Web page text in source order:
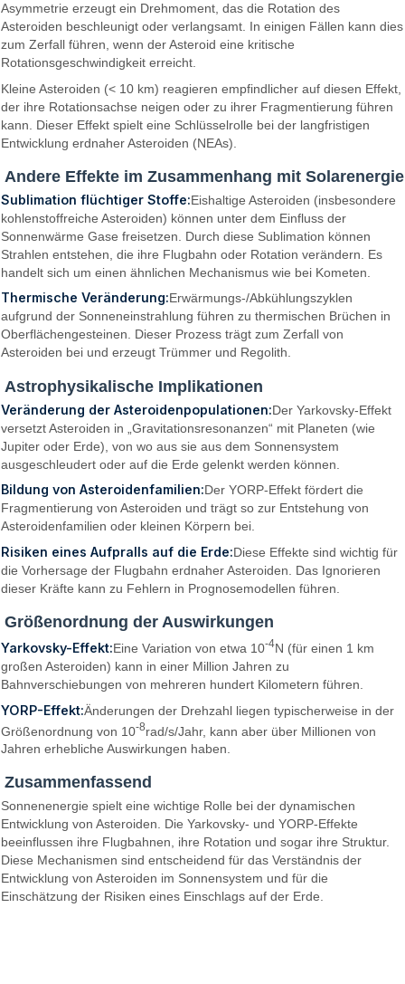
Asymmetrie erzeugt ein Drehmoment, das die Rotation des
Asteroiden beschleunigt oder verlangsamt. In einigen Fällen kann dies
zum Zerfall führen, wenn der Asteroid eine kritische
Rotationsgeschwindigkeit erreicht.
Kleine Asteroiden (< 10 km) reagieren empfindlicher auf diesen Effekt,
der ihre Rotationsachse neigen oder zu ihrer Fragmentierung führen
kann. Dieser Effekt spielt eine Schlüsselrolle bei der langfristigen
Entwicklung erdnaher Asteroiden (NEAs).
Andere Effekte im Zusammenhang mit Solarenergie
Sublimation flüchtiger Stoffe:Eishaltige Asteroiden (insbesondere
kohlenstoffreiche Asteroiden) können unter dem Einfluss der
Sonnenwärme Gase freisetzen. Durch diese Sublimation können
Strahlen entstehen, die ihre Flugbahn oder Rotation verändern. Es
handelt sich um einen ähnlichen Mechanismus wie bei Kometen.
Thermische Veränderung:Erwärmungs-/Abkühlungszyklen
aufgrund der Sonneneinstrahlung führen zu thermischen Brüchen in
Oberflächengesteinen. Dieser Prozess trägt zum Zerfall von
Asteroiden bei und erzeugt Trümmer und Regolith.
Astrophysikalische Implikationen
Veränderung der Asteroidenpopulationen:Der Yarkovsky-Effekt
versetzt Asteroiden in „Gravitationsresonanzen“ mit Planeten (wie
Jupiter oder Erde), von wo aus sie aus dem Sonnensystem
ausgeschleudert oder auf die Erde gelenkt werden können.
Bildung von Asteroidenfamilien:Der YORP-Effekt fördert die
Fragmentierung von Asteroiden und trägt so zur Entstehung von
Asteroidenfamilien oder kleinen Körpern bei.
Risiken eines Aufpralls auf die Erde:Diese Effekte sind wichtig für
die Vorhersage der Flugbahn erdnaher Asteroiden. Das Ignorieren
dieser Kräfte kann zu Fehlern in Prognosemodellen führen.
Größenordnung der Auswirkungen
Yarkovsky-Effekt:Eine Variation von etwa 10-4N (für einen 1 km
großen Asteroiden) kann in einer Million Jahren zu
Bahnverschiebungen von mehreren hundert Kilometern führen.
YORP-Effekt:Änderungen der Drehzahl liegen typischerweise in der
Größenordnung von 10-8rad/s/Jahr, kann aber über Millionen von
Jahren erhebliche Auswirkungen haben.
Zusammenfassend
Sonnenenergie spielt eine wichtige Rolle bei der dynamischen
Entwicklung von Asteroiden. Die Yarkovsky- und YORP-Effekte
beeinflussen ihre Flugbahnen, ihre Rotation und sogar ihre Struktur.
Diese Mechanismen sind entscheidend für das Verständnis der
Entwicklung von Asteroiden im Sonnensystem und für die
Einschätzung der Risiken eines Einschlags auf der Erde.